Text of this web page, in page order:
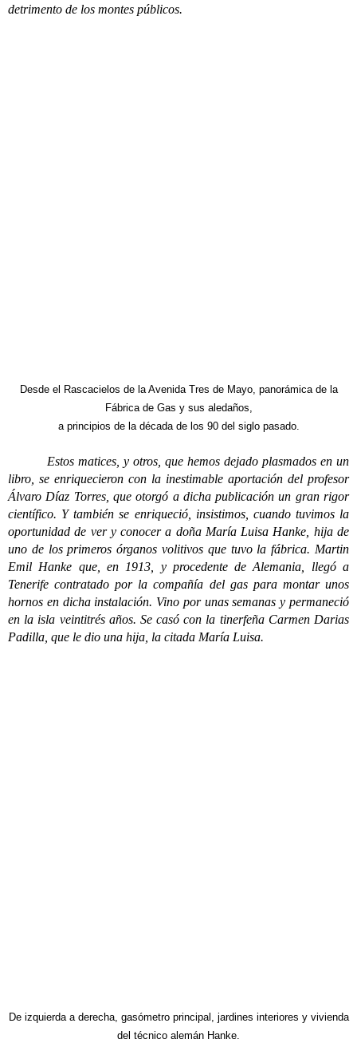
detrimento de los montes públicos.
Desde el Rascacielos de la Avenida Tres de Mayo, panorámica de la
Fábrica de Gas y sus aledaños,
a principios de la década de los 90 del siglo pasado.
Estos matices, y otros, que hemos dejado plasmados en un
libro, se enriquecieron con la inestimable aportación del profesor
Álvaro Díaz Torres, que otorgó a dicha publicación un gran rigor
científico. Y también se enriqueció, insistimos, cuando tuvimos la
oportunidad de ver y conocer a doña María Luisa Hanke, hija de
uno de los primeros órganos volitivos que tuvo la fábrica. Martin
Emil Hanke que, en 1913, y procedente de Alemania, llegó a
Tenerife contratado por la compañía del gas para montar unos
hornos en dicha instalación. Vino por unas semanas y permaneció
en la isla veintitrés años. Se casó con la tinerfeña Carmen Darias
Padilla, que le dio una hija, la citada María Luisa.
De izquierda a derecha, gasómetro principal, jardines interiores y vivienda
del técnico alemán Hanke.